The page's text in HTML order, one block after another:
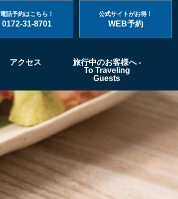
電話予約はこちら！
0172-31-8701
公式サイトがお得！
WEB予約
アクセス
旅行中のお客様へ -
To Traveling
Guests